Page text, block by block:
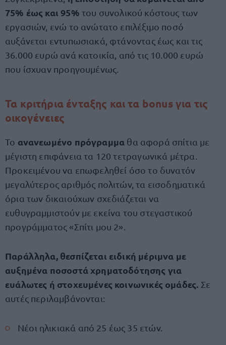
75% έως και 95% του συνολικού κόστους των
εργασιών, ενώ το ανώτατο επιλέξιμο ποσό
αυξάνεται εντυπωσιακά, φτάνοντας έως και τις
36.000 ευρώ ανά κατοικία, από τις 10.000 ευρώ
που ίσχυαν προηγουμένως.
Τα κριτήρια ένταξης και τα bonus για τις
οικογένειες
Το ανανεωμένο πρόγραμμα θα αφορά σπίτια με
μέγιστη επιφάνεια τα 120 τετραγωνικά μέτρα.
Προκειμένου να επωφεληθεί όσο το δυνατόν
μεγαλύτερος αριθμός πολιτών, τα εισοδηματικά
όρια των δικαιούχων σχεδιάζεται να
ευθυγραμμιστούν με εκείνα του στεγαστικού
προγράμματος «Σπίτι μου 2».
Παράλληλα, θεσπίζεται ειδική μέριμνα με
αυξημένα ποσοστά χρηματοδότησης για
ευάλωτες ή στοχευμένες κοινωνικές ομάδες. Σε
αυτές περιλαμβάνονται:
Νέοι ηλικιακά από 25 έως 35 ετών.